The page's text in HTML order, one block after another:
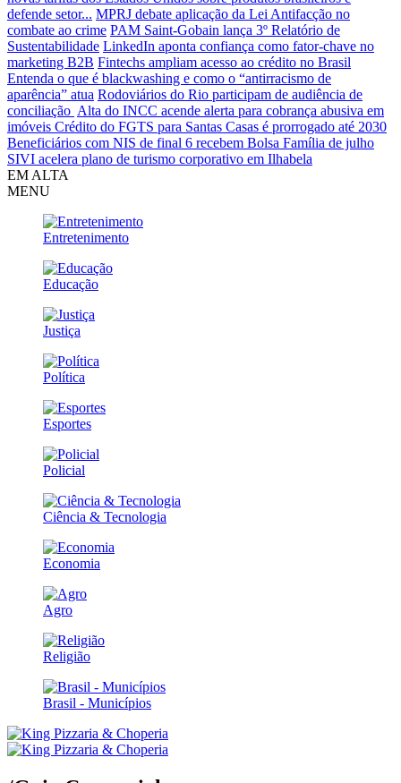
defende setor... MPRJ debate aplicação da Lei Antifacção no
combate ao crime PAM Saint-Gobain lança 3º Relatório de
Sustentabilidade LinkedIn aponta confiança como fator-chave no
marketing B2B Fintechs ampliam acesso ao crédito no Brasil
Entenda o que é blackwashing e como o “antirracismo de
aparência” atua Rodoviários do Rio participam de audiência de
conciliação Alta do INCC acende alerta para cobrança abusiva em
imóveis Crédito do FGTS para Santas Casas é prorrogado até 2030
Beneficiários com NIS de final 6 recebem Bolsa Família de julho
SIVI acelera plano de turismo corporativo em Ilhabela
EM ALTA
MENU
Entretenimento
Educação
Justiça
Política
Esportes
Policial
Ciência & Tecnologia
Economia
Agro
Religião
Brasil - Municípios